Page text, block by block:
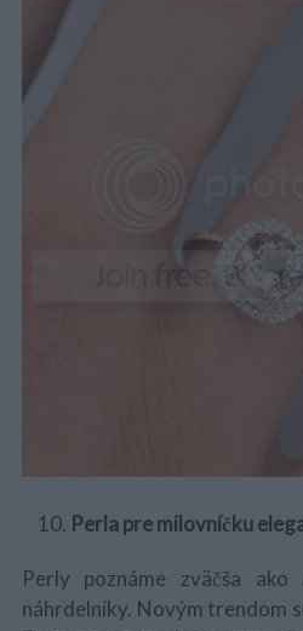
Perla pre milovníčku
Perly poznáme zväčša ako
náhrdelníky. Novým trendom